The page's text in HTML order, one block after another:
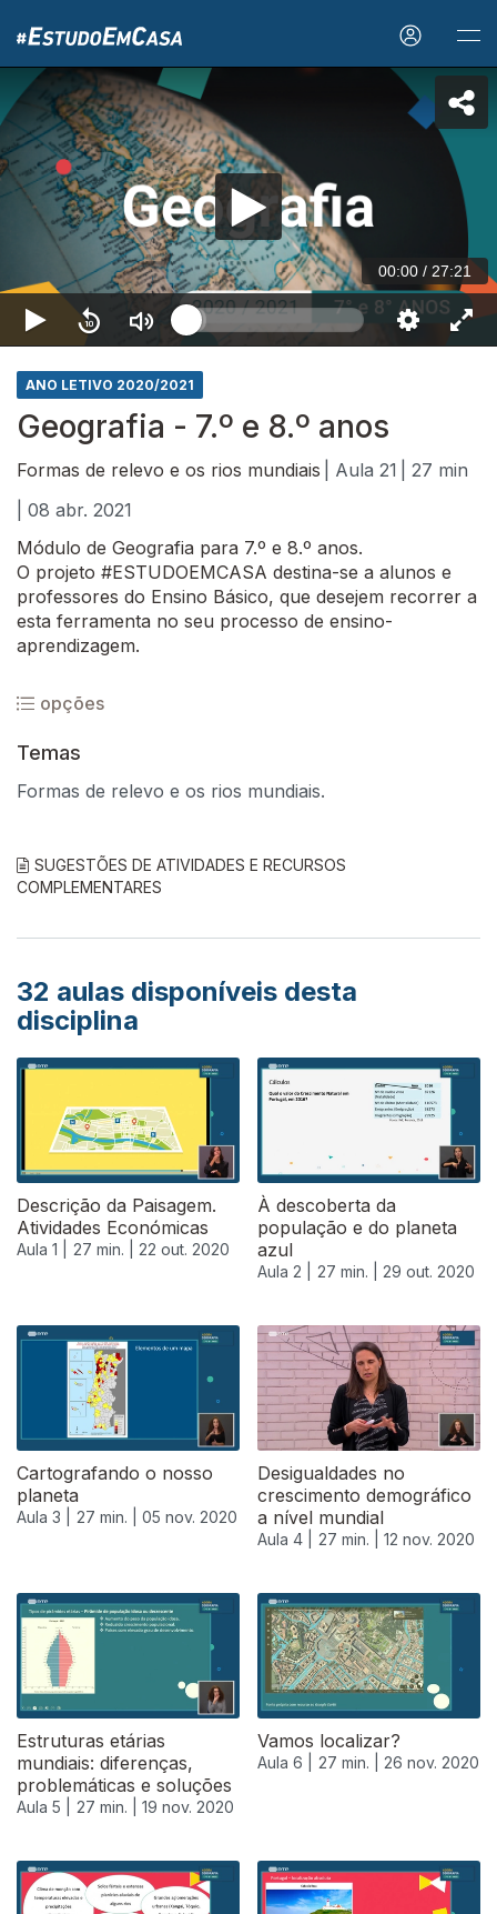
00:00 / 27:21
ANO LETIVO 2020/2021
Geografia - 7.º e 8.º anos
Formas de relevo e os rios mundiais | Aula 21
| 27 min
| 08 abr. 2021
Módulo de Geografia para 7.º e 8.º anos.
O projeto #ESTUDOEMCASA destina-se a alunos e
professores do Ensino Básico, que desejem recorrer a
esta ferramenta no seu processo de ensino-
aprendizagem.
opções
Temas
Formas de relevo e os rios mundiais.
SUGESTÕES DE ATIVIDADES E RECURSOS
COMPLEMENTARES
32 aulas disponíveis desta
disciplina
Descrição da Paisagem.
Atividades Económicas
Aula 1 | 27 min. | 22 out. 2020
À descoberta da
população e do planeta
azul
Aula 2 | 27 min. | 29 out. 2020
Cartografando o nosso
planeta
Aula 3 | 27 min. | 05 nov. 2020
Desigualdades no
crescimento demográfico
a nível mundial
Aula 4 | 27 min. | 12 nov. 2020
Estruturas etárias
mundiais: diferenças,
problemáticas e soluções
Aula 5 | 27 min. | 19 nov. 2020
Vamos localizar?
Aula 6 | 27 min. | 26 nov. 2020